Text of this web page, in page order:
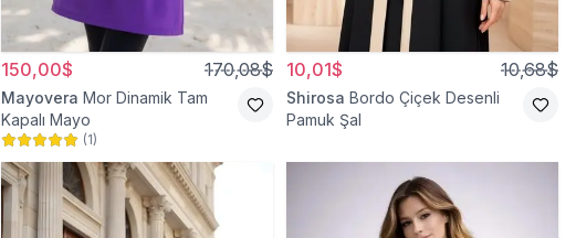
150,00$ 170,08$
Mayovera Mor Dinamik Tam
Kapalı Mayo
(1)
10,01$ 10,68$
Shirosa Bordo Çiçek Desenli
Pamuk Şal